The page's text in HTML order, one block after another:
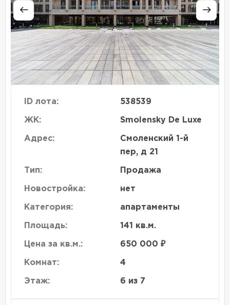
ID лота: 538539
ЖК: Smolensky De Luxe
Адрес:
Смоленский 1-й
пер, д 21
Тип: Продажа
Новостройка: нет
Категория: апартаменты
Площадь: 141 кв.м.
Цена за кв.м.: 650 000 ₽
Комнат: 4
Этаж: 6 из 7